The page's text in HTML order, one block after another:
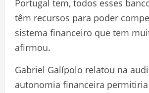
Portugal tem, todos esses
têm recursos para poder
sistema financeiro que tem
afirmou.
Gabriel Galípolo relatou na
autonomia financeira